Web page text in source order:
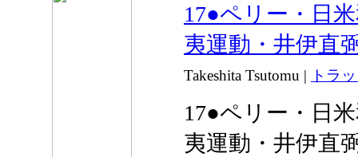
17●ペリー・日
夷運動・井伊直
Takeshita Tsutomu | トラ
17●ペリー・日
夷運動・井伊直